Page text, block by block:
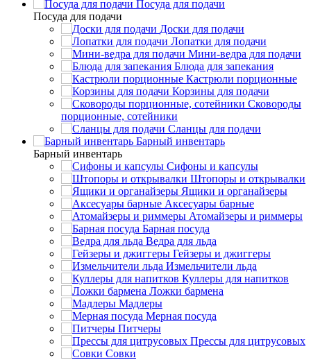
Посуда для подачи
Посуда для подачи
Доски для подачи
Лопатки для подачи
Мини-ведра для подачи
Блюда для запекания
Кастрюли порционные
Корзины для подачи
Сковороды
порционные, сотейники
Сланцы для подачи
Барный инвентарь
Барный инвентарь
Сифоны и капсулы
Штопоры и открывалки
Ящики и органайзеры
Аксесуары барные
Атомайзеры и риммеры
Барная посуда
Ведра для льда
Гейзеры и джиггеры
Измельчители льда
Куллеры для напитков
Ложки бармена
Мадлеры
Мерная посуда
Питчеры
Прессы для цитрусовых
Совки